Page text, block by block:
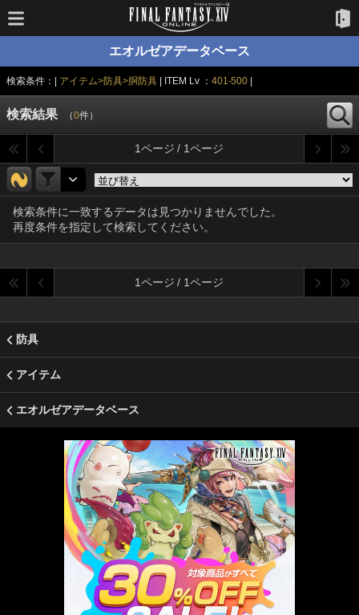
エオルゼアデータベース
検索条件：| アイテム>防具>胴防具 | ITEM Lv ： 401-500
検索結果 （0件）
1ページ / 1ページ
検索条件に一致するデータは見つかりませんでした。
再度条件を指定して検索してください。
1ページ / 1ページ
防具
アイテム
エオルゼアデータベース